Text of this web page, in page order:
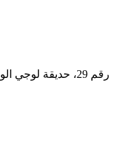
رقم 29، حديقة لوجي الوطنية الرائدة، مدينة جيباي، مقاطعة بينهاي، مدينة يانتشنغ، مقاطعة جيانغسو، الصين